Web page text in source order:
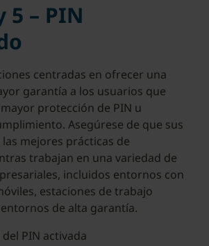
5 – PIN
centradas en ofrecer una
garantía a los usuarios que
protección de PIN u
Asegúrese de que sus
mejores prácticas de
trabajan en una variedad de
incluidos entornos con
estaciones de trabajo
de alta garantía.
PIN activada